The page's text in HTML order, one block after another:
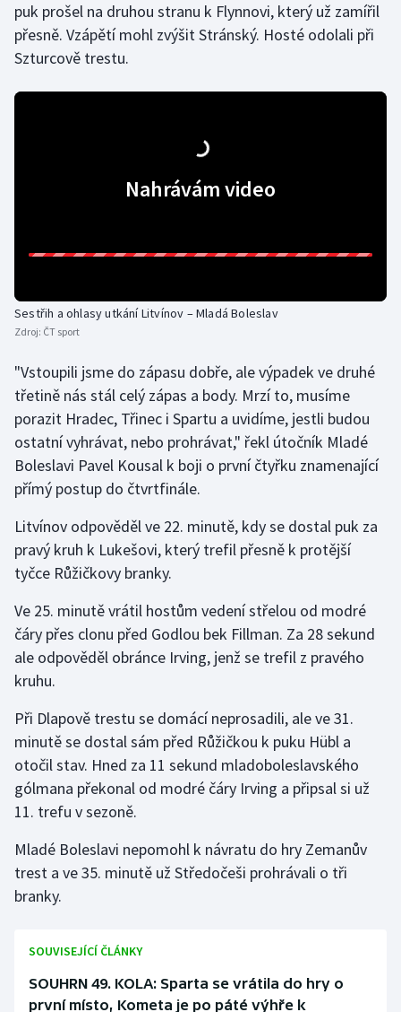
Krasobruslení
Lezení
Plavání
Plážový volejbal
Rychlobruslení
Rychlostní kanoistika
Short track
Sportovní střelba
Stolní tenis
Triatlon
Veslování
Vodní slalom
Volejbal
Ostatní
puk prošel na druhou stranu k Flynnovi, který už zamířil
přesně. Vzápětí mohl zvýšit Stránský. Hosté odolali při
Szturcově trestu.
Nahrávám video
Sestřih a ohlasy utkání Litvínov – Mladá Boleslav
Zdroj: ČT sport
"Vstoupili jsme do zápasu dobře, ale výpadek ve druhé
třetině nás stál celý zápas a body. Mrzí to, musíme
porazit Hradec, Třinec i Spartu a uvidíme, jestli budou
ostatní vyhrávat, nebo prohrávat," řekl útočník Mladé
Boleslavi Pavel Kousal k boji o první čtyřku znamenající
přímý postup do čtvrtfinále.
Litvínov odpověděl ve 22. minutě, kdy se dostal puk za
pravý kruh k Lukešovi, který trefil přesně k protější
tyčce Růžičkovy branky.
Ve 25. minutě vrátil hostům vedení střelou od modré
čáry přes clonu před Godlou bek Fillman. Za 28 sekund
ale odpověděl obránce Irving, jenž se trefil z pravého
kruhu.
Při Dlapově trestu se domácí neprosadili, ale ve 31.
minutě se dostal sám před Růžičkou k puku Hübl a
otočil stav. Hned za 11 sekund mladoboleslavského
gólmana překonal od modré čáry Irving a připsal si už
11. trefu v sezoně.
Mladé Boleslavi nepomohl k návratu do hry Zemanův
trest a ve 35. minutě už Středočeši prohrávali o tři
branky.
SOUVISEJÍCÍ ČLÁNKY
SOUHRN 49. KOLA: Sparta se vrátila do hry o
první místo, Kometa je po páté výhře k